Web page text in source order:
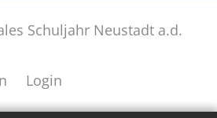
Schuljahr Neustadt a.d.
Login